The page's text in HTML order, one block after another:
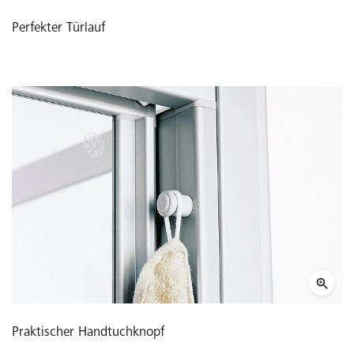
Perfekter Türlauf
Praktischer Handtuchknopf